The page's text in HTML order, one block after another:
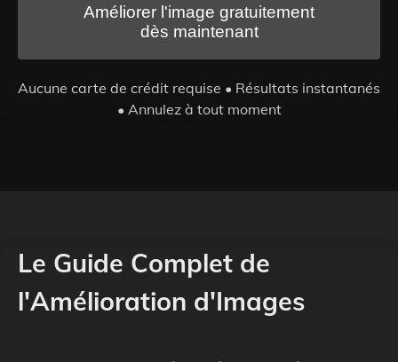
Améliorer l'image gratuitement
dès maintenant
Aucune carte de crédit requise • Résultats instantanés
• Annulez à tout moment
Le Guide Complet de
l'Amélioration d'Images